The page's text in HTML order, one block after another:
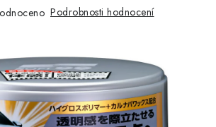
POUKAZY
Podrobnosti hodnocení